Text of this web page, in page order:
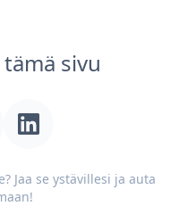
sivu
Jaa se ystävillesi ja auta